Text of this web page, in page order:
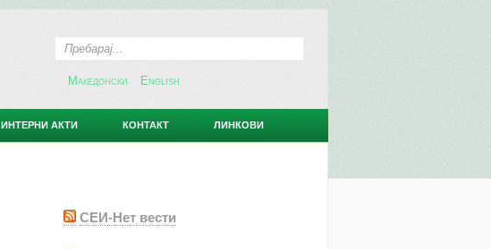
English
Македонски
ИНТЕРНИ АКТИ КОНТАКТ ЛИНКОВИ
СЕИ-Нет вести